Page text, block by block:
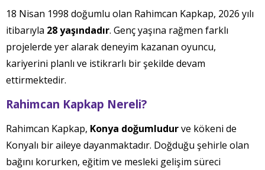
18 Nisan 1998 doğumlu olan Rahimcan Kapkap, 2026 yılı
itibarıyla 28 yaşındadır. Genç yaşına rağmen farklı
projelerde yer alarak deneyim kazanan oyuncu,
kariyerini planlı ve istikrarlı bir şekilde devam
ettirmektedir.
Rahimcan Kapkap Nereli?
Rahimcan Kapkap, Konya doğumludurve kökeni de
Konyalı bir aileye dayanmaktadır. Doğduğu şehirle olan
bağını korurken, eğitim ve mesleki gelişim süreci